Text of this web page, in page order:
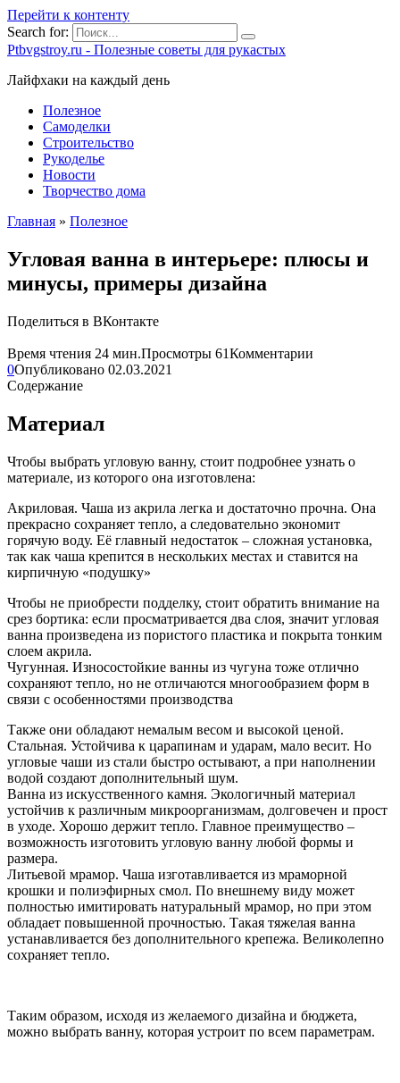
Перейти к контенту
Search for:
Ptbvgstroy.ru - Полезные советы для рукастых
Лайфхаки на каждый день
Полезное
Самоделки
Строительство
Рукоделье
Новости
Творчество дома
Главная » Полезное
Угловая ванна в интерьере: плюсы и
минусы, примеры дизайна
Поделиться в ВКонтакте
Время чтения 24 мин.Просмотры 61Комментарии
0Опубликовано 02.03.2021
Содержание
Материал
Чтобы выбрать угловую ванну, стоит подробнее узнать о
материале, из которого она изготовлена:
Акриловая. Чаша из акрила легка и достаточно прочна. Она
прекрасно сохраняет тепло, а следовательно экономит
горячую воду. Её главный недостаток – сложная установка,
так как чаша крепится в нескольких местах и ставится на
кирпичную «подушку»
Чтобы не приобрести подделку, стоит обратить внимание на
срез бортика: если просматривается два слоя, значит угловая
ванна произведена из пористого пластика и покрыта тонким
слоем акрила.
Чугунная. Износостойкие ванны из чугуна тоже отлично
сохраняют тепло, но не отличаются многообразием форм в
связи с особенностями производства
Также они обладают немалым весом и высокой ценой.
Стальная. Устойчива к царапинам и ударам, мало весит. Но
угловые чаши из стали быстро остывают, а при наполнении
водой создают дополнительный шум.
Ванна из искусственного камня. Экологичный материал
устойчив к различным микроорганизмам, долговечен и прост
в уходе. Хорошо держит тепло. Главное преимущество –
возможность изготовить угловую ванну любой формы и
размера.
Литьевой мрамор. Чаша изготавливается из мраморной
крошки и полиэфирных смол. По внешнему виду может
полностью имитировать натуральный мрамор, но при этом
обладает повышенной прочностью. Такая тяжелая ванна
устанавливается без дополнительного крепежа. Великолепно
сохраняет тепло.
Таким образом, исходя из желаемого дизайна и бюджета,
можно выбрать ванну, которая устроит по всем параметрам.